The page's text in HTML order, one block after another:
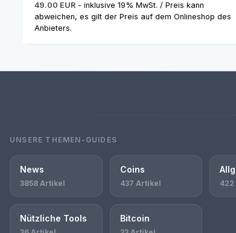
49.00 EUR - inklusive 19% MwSt. / Preis kann
abweichen, es gilt der Preis auf dem Onlineshop des
Anbieters.
UNSERE THEMEN-GUIDES
News
3858 Artikel
Coins
437 Artikel
Nützliche Tools Bitcoin